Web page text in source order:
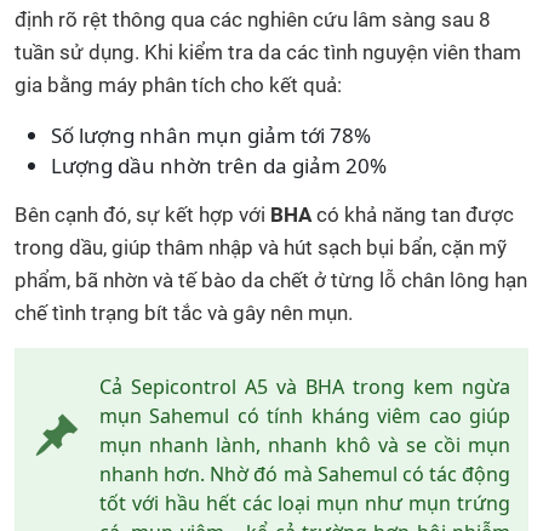
định rõ rệt thông qua các nghiên cứu lâm sàng sau 8
tuần sử dụng. Khi kiểm tra da các tình nguyện viên tham
gia bằng máy phân tích cho kết quả:
Số lượng nhân mụn giảm tới 78%
Lượng dầu nhờn trên da giảm 20%
Bên cạnh đó, sự kết hợp với BHA có khả năng tan được
trong dầu, giúp thâm nhập và hút sạch bụi bẩn, cặn mỹ
phẩm, bã nhờn và tế bào da chết ở từng lỗ chân lông hạn
chế tình trạng bít tắc và gây nên mụn.
Cả Sepicontrol A5 và BHA trong kem ngừa
mụn Sahemul có tính kháng viêm cao giúp
mụn nhanh lành, nhanh khô và se cồi mụn
nhanh hơn. Nhờ đó mà Sahemul có tác động
tốt với hầu hết các loại mụn như mụn trứng